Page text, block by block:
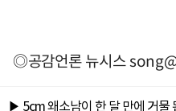
◎공감언론 뉴시스